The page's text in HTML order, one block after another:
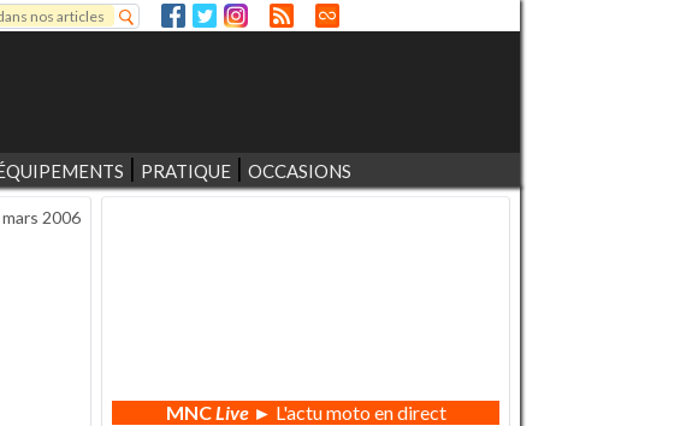
de recherche
PRATIQUE OCCASIONS
2006
MNCLive► L'actu moto en direct